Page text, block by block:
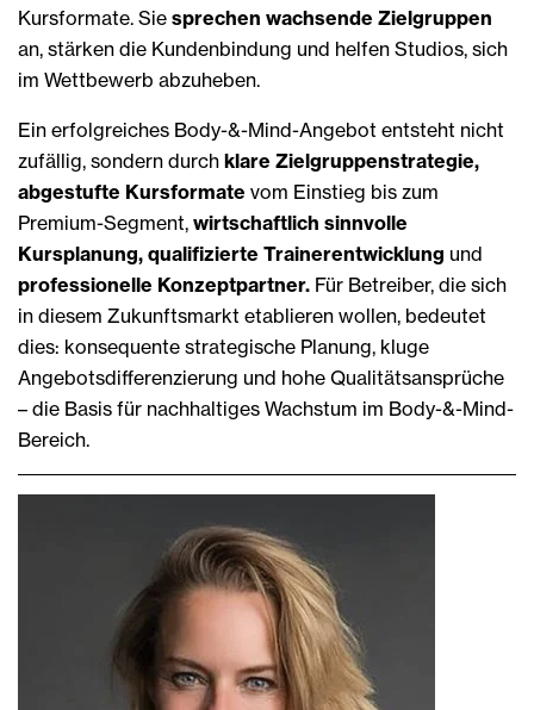
Kursformate. Sie sprechen wachsende Zielgruppen
an, stärken die Kundenbindung und helfen Studios, sich
im Wettbewerb abzuheben.
Ein erfolgreiches Body-&-Mind-Angebot entsteht nicht
zufällig, sondern durch klare Zielgruppenstrategie,
abgestufte Kursformate vom Einstieg bis zum
Premium-Segment, wirtschaftlich sinnvolle
Kursplanung, qualifizierte Trainerentwicklung und
professionelle Konzeptpartner. Für Betreiber, die sich
in diesem Zukunftsmarkt etablieren wollen, bedeutet
dies: konsequente strategische Planung, kluge
Angebotsdifferenzierung und hohe Qualitätsansprüche
– die Basis für nachhaltiges Wachstum im Body-&-Mind-
Bereich.